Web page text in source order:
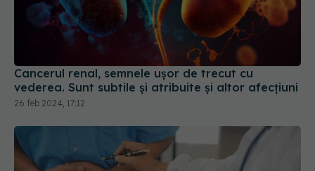
Cancerul renal, semnele ușor de trecut cu
vederea. Sunt subtile și atribuite și altor afecțiuni